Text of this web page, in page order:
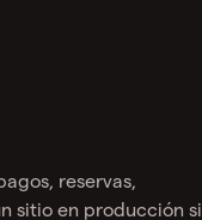
reservas,
sitio en producción